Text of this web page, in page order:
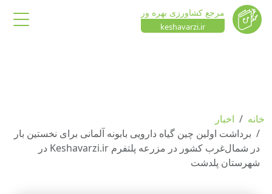
مرجع کشاورزی بهره ور
keshavarzi.ir
خانه
اخبار
برداشت اولین چین گیاه دارویی بابونه آلمانی برای نخستین بار
در شمال‌غرب کشور در مزرعه پلتفرم Keshavarzi.ir در
شهرستان پلدشت